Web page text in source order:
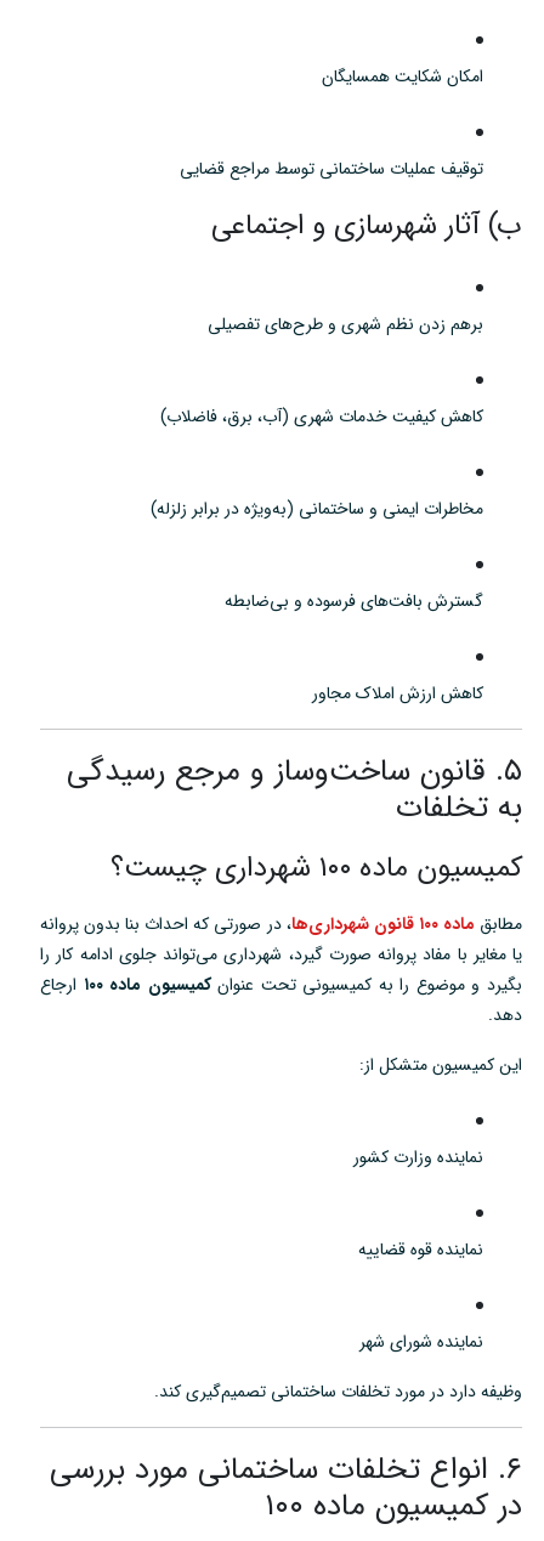
امکان شکایت همسایگان
توقیف عملیات ساختمانی توسط مراجع قضایی
ب) آثار شهرسازی و اجتماعی
برهم زدن نظم شهری و طرح‌های تفصیلی
کاهش کیفیت خدمات شهری (آب، برق، فاضلاب)
مخاطرات ایمنی و ساختمانی (به‌ویژه در برابر زلزله)
گسترش بافت‌های فرسوده و بی‌ضابطه
کاهش ارزش املاک مجاور
۵. قانون ساخت‌وساز و مرجع رسیدگی
به تخلفات
کمیسیون ماده ۱۰۰ شهرداری چیست؟
مطابق ماده ۱۰۰ قانون شهرداری‌ها
، در صورتی که احداث بنا بدون پروانه
یا مغایر با مفاد پروانه صورت گیرد، شهرداری می‌تواند جلوی ادامه کار را
بگیرد و موضوع را به کمیسیونی تحت عنوانکمیسیون ماده ۱۰۰
ارجاع
دهد.
این کمیسیون متشکل از:
نماینده وزارت کشور
نماینده قوه قضاییه
نماینده شورای شهر
وظیفه دارد در مورد تخلفات ساختمانی تصمیم‌گیری کند.
۶. انواع تخلفات ساختمانی مورد بررسی
در کمیسیون ماده ۱۰۰